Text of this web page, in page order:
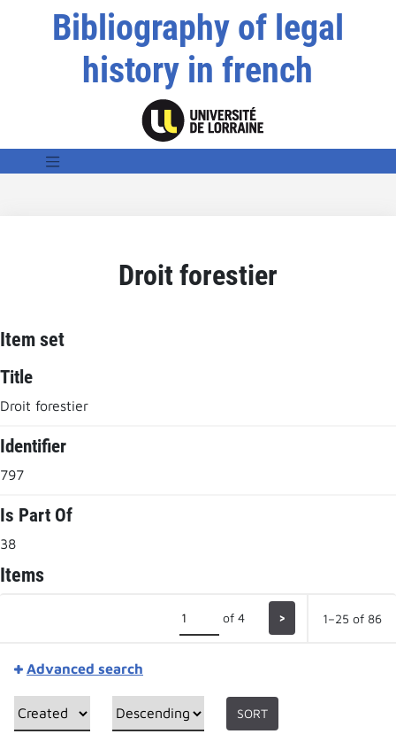
Bibliography of legal
history in french
Droit forestier
Item set
Title
Droit forestier
Identifier
797
Is Part Of
38
Items
of 4 > 1–25 of 86
Advanced search
SORT